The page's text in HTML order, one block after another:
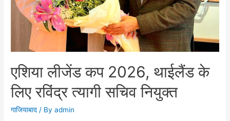
रही
सरकार:
कश्यप
एशिया लीजेंड कप 2026, थाईलैंड के
लिए रविंद्र त्यागी सचिव नियुक्त
गाजियाबाद / Byadmin